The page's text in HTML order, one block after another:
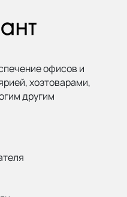
офисов и
хозтоварами,
другим